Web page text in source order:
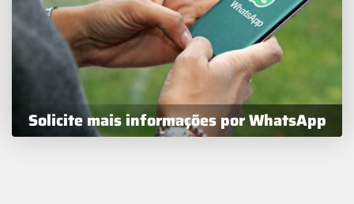
Solicite mais informações por WhatsApp